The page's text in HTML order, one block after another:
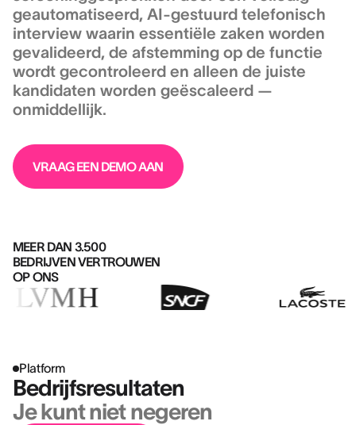
geautomatiseerd, AI-gestuurd telefonisch
interview waarin essentiële zaken worden
gevalideerd, de afstemming op de functie
wordt gecontroleerd en alleen de juiste
kandidaten worden geëscaleerd —
onmiddellijk.
VRAAG EEN DEMO AAN
MEER DAN 3.500
BEDRIJVEN VERTROUWEN
OP ONS
Platform
Bedrijfsresultaten
Je kunt niet negeren